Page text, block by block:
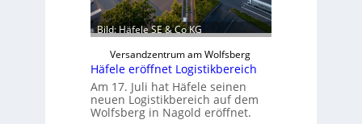
b
a
u
d
i
g
i
t
Bild: Häfele SE & Co KG
Versandzentrum am Wolfsberg
Häfele eröffnet Logistikbereich
Am 17. Juli hat Häfele seinen
neuen Logistikbereich auf dem
Wolfsberg in Nagold eröffnet.